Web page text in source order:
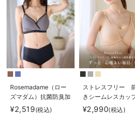
Rosemadame（ロー
ズマダム）抗菌防臭加
工バイカラー授乳ブラ
¥2,519(税込)
ストレスフリー
きシームレスカッ
乳ブラ 脇高 垂れ
止 ｜ マタニティ・
¥2,990(税込)